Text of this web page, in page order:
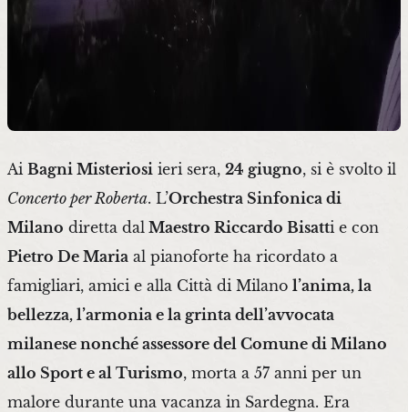
Ai Bagni Misteriosi ieri sera, 24 giugno, si è svolto il
Concerto per Roberta. L’Orchestra Sinfonica di
Milano diretta dal Maestro Riccardo Bisatti e con
Pietro De Maria al pianoforte ha ricordato a
famigliari, amici e alla Città di Milano l’anima, la
bellezza, l’armonia e la grinta dell’avvocata
milanese nonché assessore del Comune di Milano
allo Sport e al Turismo, morta a 57 anni per un
malore durante una vacanza in Sardegna. Era